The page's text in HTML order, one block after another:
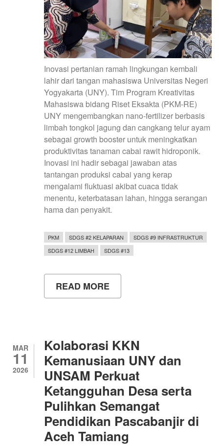
Inovasi pertanian ramah lingkungan kembali
lahir dari tangan mahasiswa Universitas Negeri
Yogyakarta (UNY). Tim Program Kreativitas
Mahasiswa bidang Riset Eksakta (PKM-RE)
UNY mengembangkan nano-fertilizer berbasis
limbah tongkol jagung dan cangkang telur ayam
sebagai growth booster untuk meningkatkan
produktivitas tanaman cabai rawit hidroponik.
Inovasi ini hadir sebagai jawaban atas
tantangan produksi cabai yang kerap
mengalami fluktuasi akibat cuaca tidak
menentu, keterbatasan lahan, hingga serangan
hama dan penyakit.
PKM SDGS #2 KELAPARAN
SDGS #9 INFRASTRUKTUR
SDGS #12 LIMBAH
SDGS #13
READ MORE
MAHASISWA
DARI
LIMBAH
TONGKOL
JAGUNG
DAN
CANGKANG
TELUR
TINGKATKAN
PRODUKSI
CABAI
RAWIT
MAR
11
2026
Kolaborasi KKN
Kemanusiaan UNY dan
UNSAM Perkuat
Ketangguhan Desa serta
Pulihkan Semangat
Pendidikan Pascabanjir di
Aceh Tamiang